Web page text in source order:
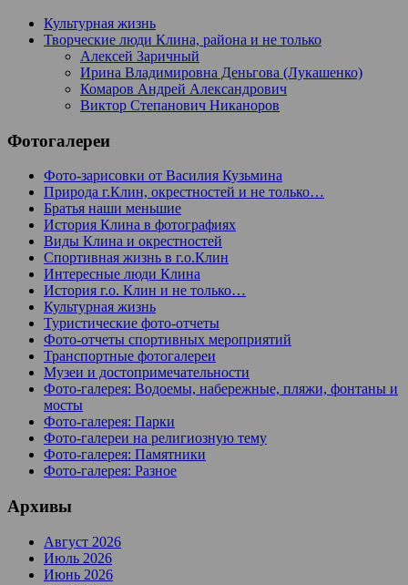
Культурная жизнь
Творческие люди Клина, района и не только
Алексей Заричный
Ирина Владимировна Деньгова (Лукашенко)
Комаров Андрей Александрович
Виктор Степанович Никаноров
Фотогалереи
Фото-зарисовки от Василия Кузьмина
Природа г.Клин, окрестностей и не только…
Братья наши меньшие
История Клина в фотографиях
Виды Клина и окрестностей
Спортивная жизнь в г.о.Клин
Интересные люди Клина
История г.о. Клин и не только…
Культурная жизнь
Туристические фото-отчеты
Фото-отчеты спортивных мероприятий
Транспортные фотогалереи
Музеи и достопримечательности
Фото-галерея: Водоемы, набережные, пляжи, фонтаны и
мосты
Фото-галерея: Парки
Фото-галереи на религиозную тему
Фото-галерея: Памятники
Фото-галерея: Разное
Архивы
Август 2026
Июль 2026
Июнь 2026